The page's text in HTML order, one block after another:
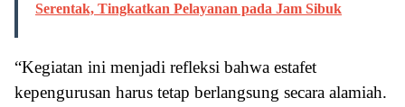
Serentak, Tingkatkan Pelayanan pada Jam Sibuk
“Kegiatan ini menjadi refleksi bahwa estafet
kepengurusan harus tetap berlangsung secara alamiah.